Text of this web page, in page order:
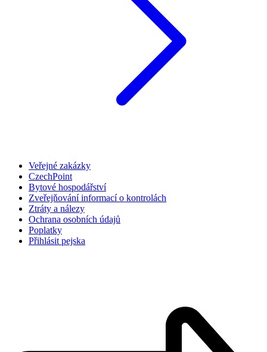
Veřejné zakázky
CzechPoint
Bytové hospodářství
Zveřejňování informací o kontrolách
Ztráty a nálezy
Ochrana osobních údajů
Poplatky
Přihlásit pejska